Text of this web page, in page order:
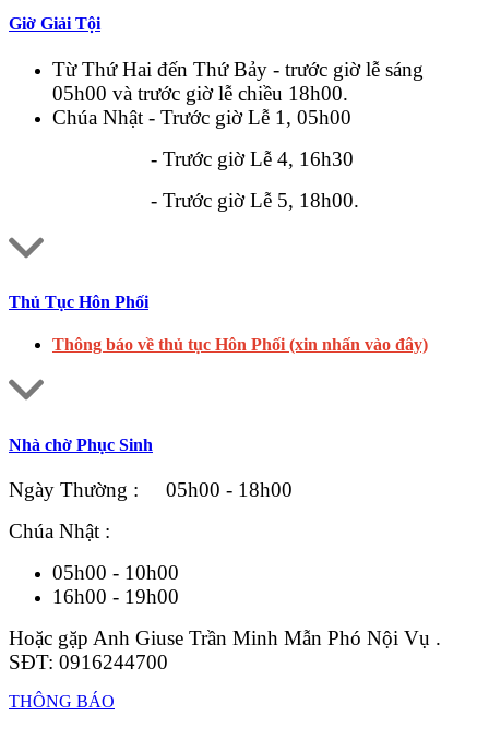
Giờ Giải Tội
Từ Thứ Hai đến Thứ Bảy - trước giờ lễ sáng
05h00 và trước giờ lễ chiều 18h00.
Chúa Nhật - Trước giờ Lễ 1, 05h00
- Trước giờ Lễ 4, 16h30
- Trước giờ Lễ 5, 18h00.
Thủ Tục Hôn Phối
Thông báo về thủ tục Hôn Phối (xin nhấn vào đây)
Nhà chờ Phục Sinh
Ngày Thường : 05h00 - 18h00
Chúa Nhật :
05h00 - 10h00
16h00 - 19h00
Hoặc gặp Anh Giuse Trần Minh Mẫn Phó Nội Vụ .
SĐT: 0916244700
THÔNG BÁO